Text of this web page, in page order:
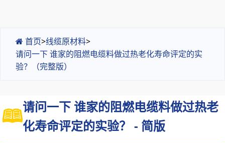
首页>线缆原材料>
请问一下 谁家的阻燃电缆料做过热老化寿命评定的实
验？（完整版）
请问一下 谁家的阻燃电缆料做过热老
化寿命评定的实验？ - 简版